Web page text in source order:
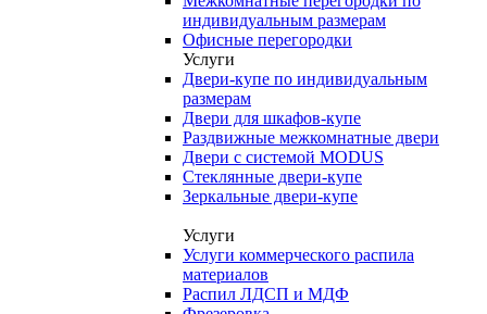
индивидуальным размерам
Офисные перегородки
Услуги
Двери-купе по индивидуальным
размерам
Двери для шкафов-купе
Раздвижные межкомнатные двери
Двери с системой MODUS
Стеклянные двери-купе
Зеркальные двери-купе
Услуги
Услуги коммерческого распила
материалов
Распил ЛДСП и МДФ